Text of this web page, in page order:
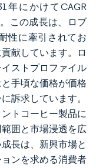
年にかけてCAGR
この成長は、ロブ
性に牽引されてお
献しています。ロ
ストプロファイル
手頃な価格が価格
訴求しています。
トコーヒー製品に
囲と市場浸透を広
長は、新興市場と
ンを求める消費者